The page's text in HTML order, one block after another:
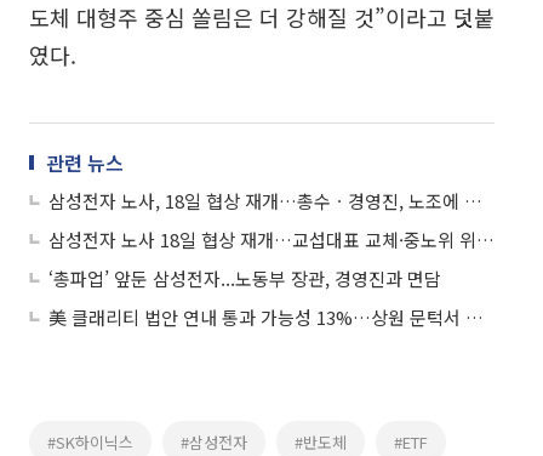
도체 대형주 중심 쏠림은 더 강해질 것”이라고 덧붙
였다.
관련 뉴스
삼성전자 노사, 18일 협상 재개…총수ㆍ경영진, 노조에 잇단 대화 손짓
삼성전자 노사 18일 협상 재개…교섭대표 교체·중노위 위원장 직접 참관
‘총파업’ 앞둔 삼성전자...노동부 장관, 경영진과 면담
美 클래리티 법안 연내 통과 가능성 13%…상원 문턱서 제동
#SK하이닉스 #삼성전자 #반도체 #ETF